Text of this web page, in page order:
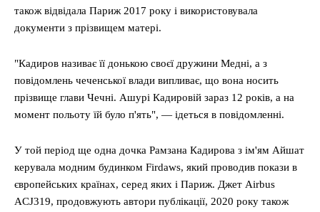
також відвідала Париж 2017 року і використовувала
документи з прізвищем матері.
"Кадиров називає її донькою своєї дружини Медні, а з
повідомлень чеченської влади випливає, що вона носить
прізвище глави Чечні. Ашурі Кадировій зараз 12 років, а на
момент польоту їй було п'ять", — ідеться в повідомленні.
У той період ще одна дочка Рамзана Кадирова з ім'ям Айшат
керувала модним будинком Firdaws, який проводив покази в
європейських країнах, серед яких і Париж. Джет Airbus
ACJ319, продовжують автори публікації, 2020 року також